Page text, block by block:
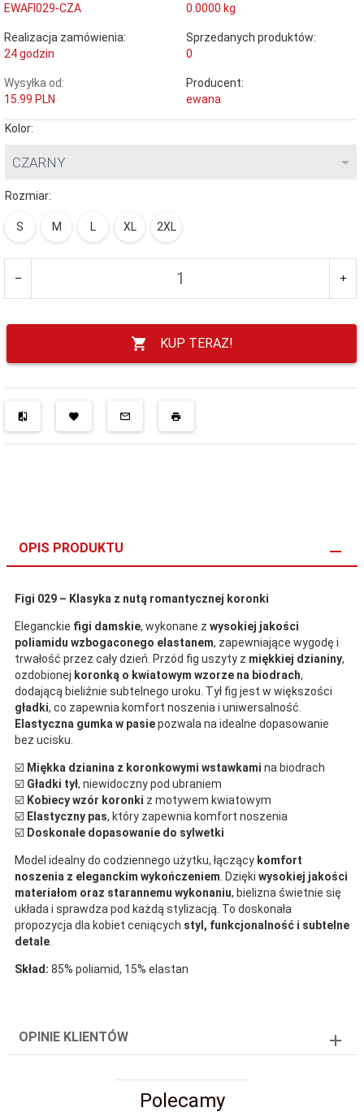
EWAFI029-CZA
0.0000 kg
Realizacja zamówienia:
24 godzin
Sprzedanych produktów:
0
Wysyłka od:
15.99 PLN
Producent:
ewana
Kolor:
CZARNY
Rozmiar:
S M L XL 2XL
KUP TERAZ!
OPIS PRODUKTU
Figi 029 – Klasyka z nutą romantycznej koronki
Eleganckie figi damskie, wykonane z wysokiej jakości
poliamidu wzbogaconego elastanem, zapewniające wygodę i
trwałość przez cały dzień. Przód fig uszyty z miękkiej dzianiny,
ozdobionej koronką o kwiatowym wzorze na biodrach,
dodającą bieliźnie subtelnego uroku. Tył fig jest w większości
gładki, co zapewnia komfort noszenia i uniwersalność.
Elastyczna gumka w pasiepozwala na idealne dopasowanie
bez ucisku.
☑️ Miękka dzianina z koronkowymi wstawkami na biodrach
☑️ Gładki tył, niewidoczny pod ubraniem
☑️ Kobiecy wzór koronki z motywem kwiatowym
☑️ Elastyczny pas, który zapewnia komfort noszenia
☑️ Doskonałe dopasowanie do sylwetki
Model idealny do codziennego użytku, łączący komfort
noszenia z eleganckim wykończeniem . Dzięki wysokiej jakości
materiałom oraz starannemu wykonaniu, bielizna świetnie się
układa i sprawdza pod każdą stylizacją. To doskonała
propozycja dla kobiet ceniących styl, funkcjonalność i subtelne
detale
Skład: 85% poliamid, 15% elastan
OPINIE KLIENTÓW
Polecamy